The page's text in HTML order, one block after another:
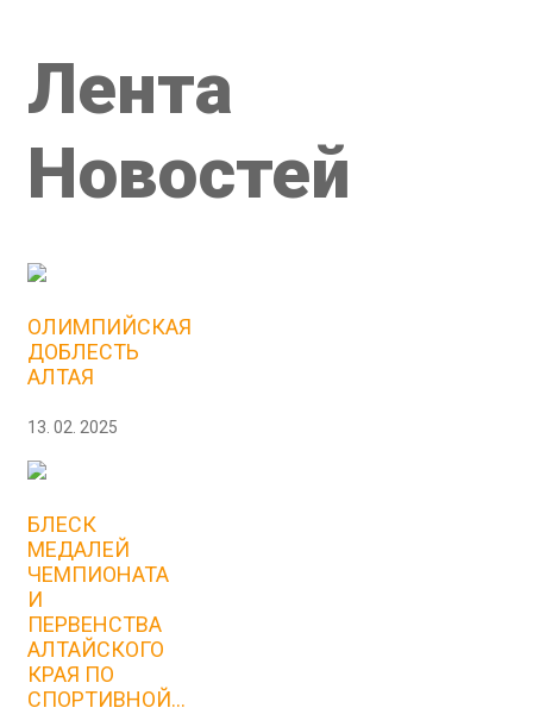
Лента
Новостей
ОЛИМПИЙСКАЯ
ДОБЛЕСТЬ
АЛТАЯ
13. 02. 2025
БЛЕСК
МЕДАЛЕЙ
ЧЕМПИОНАТА
И
ПЕРВЕНСТВА
АЛТАЙСКОГО
КРАЯ ПО
СПОРТИВНОЙ...